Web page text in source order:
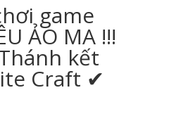
game
ẢO MA !!!
kết
Craft ✔